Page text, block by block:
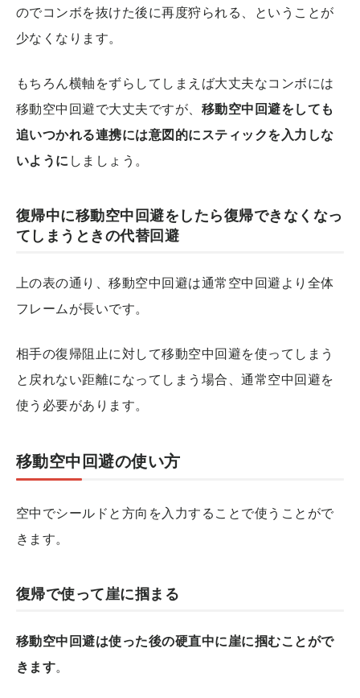
のでコンボを抜けた後に再度狩られる、ということが
少なくなります。
もちろん横軸をずらしてしまえば大丈夫なコンボには
移動空中回避で大丈夫ですが、 移動空中回避をしても
追いつかれる連携には意図的にスティックを入力しな
いように しましょう。
復帰中に移動空中回避をしたら復帰できなくなっ
てしまうときの代替回避
上の表の通り、移動空中回避は通常空中回避より全体
フレームが長いです。
相手の復帰阻止に対して移動空中回避を使ってしまう
と戻れない距離になってしまう場合、通常空中回避を
使う必要があります。
移動空中回避の使い方
空中でシールドと方向を入力することで使うことがで
きます。
復帰で使って崖に掴まる
移動空中回避は使った後の硬直中に崖に掴むことがで
きます。